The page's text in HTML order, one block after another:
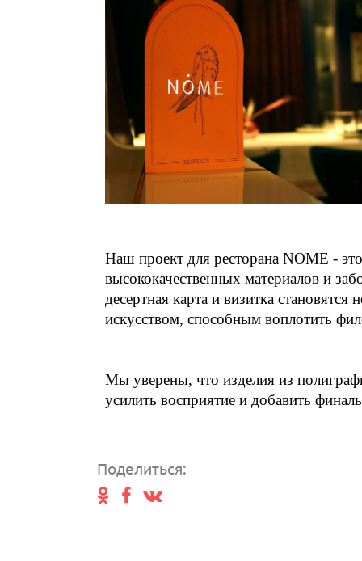
Наш проект для ресторана NOME -
высококачественных материалов и
десертная карта и визитка
искусством, способным воплотить
Мы уверены, что изделия из
усилить восприятие и добавить
Поделиться: